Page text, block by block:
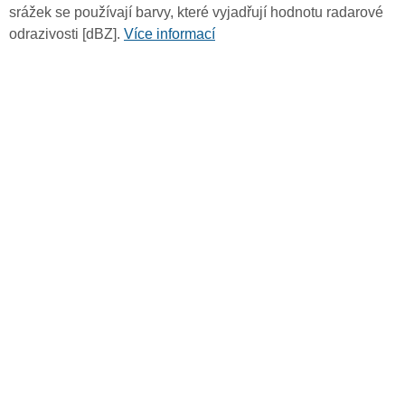
srážek se používají barvy, které vyjadřují hodnotu radarové
odrazivosti [dBZ]. Více informací